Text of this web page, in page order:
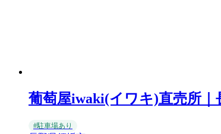
葡萄屋iwaki(イワキ)直売所｜
#駐車場あり